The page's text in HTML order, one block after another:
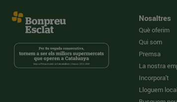
Nosaltres
Què oferim
Qui som
Premsa
La nostra
Incorpora't
Lloguem